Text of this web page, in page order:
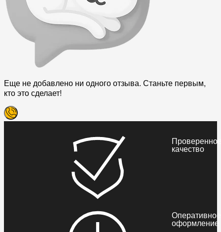
Еще не добавлено ни одного отзыва. Станьте первым,
кто это сделает!
качество
Оперативное
оформление